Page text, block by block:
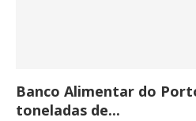
Banco Alimentar do
toneladas de...